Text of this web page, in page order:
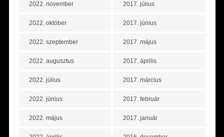
2022. november
2022. október
2022. szeptember
2022. augusztus
2022. július
2022. június
2022. május
2017. július
2017. június
2017. május
2017. április
2017. március
2017. február
2017. január